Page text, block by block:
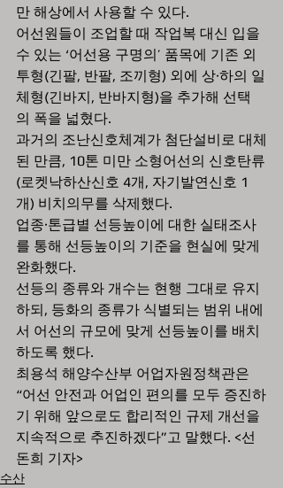
만 해상에서 사용할 수 있다.
어선원들이 조업할 때 작업복 대신 입을
수 있는 ‘어선용 구명의’ 품목에 기존 외
투형(긴팔, 반팔, 조끼형) 외에 상·하의 일
체형(긴바지, 반바지형)을 추가해 선택
의 폭을 넓혔다.
과거의 조난신호체계가 첨단설비로 대체
된 만큼, 10톤 미만 소형어선의 신호탄류
(로켓낙하산신호 4개, 자기발연신호 1
개) 비치의무를 삭제했다.
업종·톤급별 선등높이에 대한 실태조사
를 통해 선등높이의 기준을 현실에 맞게
완화했다.
선등의 종류와 개수는 현행 그대로 유지
하되, 등화의 종류가 식별되는 범위 내에
서 어선의 규모에 맞게 선등높이를 배치
하도록 했다.
최용석 해양수산부 어업자원정책관은
“어선 안전과 어업인 편의를 모두 증진하
기 위해 앞으로도 합리적인 규제 개선을
지속적으로 추진하겠다”고 말했다. <선
돈희 기자>
수산